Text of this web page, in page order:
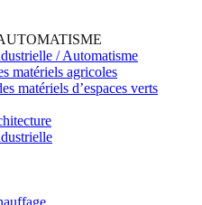
/ Automatisme
matériels agricoles
matériels d’espaces verts